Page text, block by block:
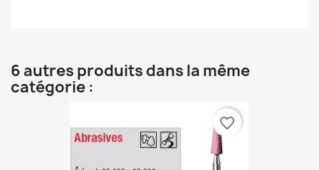
6 autres produits dans la même
catégorie :
favorite_border